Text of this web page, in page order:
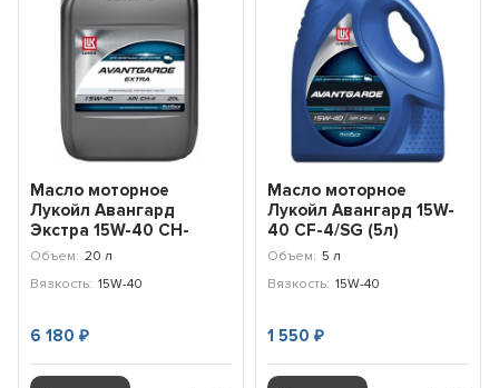
Масло моторное
Лукойл Авангард
Экстра 15W-40 CH-
4/CG-4/SJ (20л)
Объем: 20 л
Вязкость: 15W-40
6 180₽
Масло моторное
Лукойл Авангард 15W-
40 CF-4/SG (5л)
3636301
Объем: 5 л
Вязкость: 15W-40
1 550 ₽